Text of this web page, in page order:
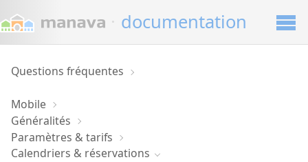
· documentation
Questions fréquentes
Mobile
Généralités
Paramètres & tarifs
Calendriers & réservations